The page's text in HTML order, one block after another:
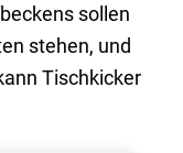
sollen
stehen, und
Tischkicker